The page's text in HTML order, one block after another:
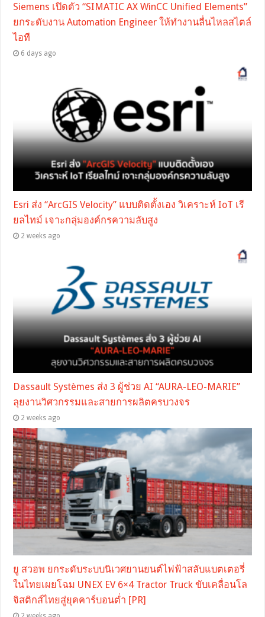
Siemens เปิดตัว “SIMATIC AX WinCC Unified Elements”
ยกระดับงาน Automation Engineer ให้ทำงานลื่นไหลสไตล์
ไอที
6 days ago
Esri ส่ง “ArcGIS Velocity” แบบติดตั้งเอง วิเคราะห์ IoT เรี
ยลไทม์ เจาะกลุ่มองค์กรความลับสูง
2 weeks ago
Dassault Systèmes ส่ง 3 ผู้ช่วย AI “AURA-LEO-MARIE”
ลุยงานวิศวกรรมและสายการผลิตครบวงจร
2 weeks ago
ยู สวอพ ยกระดับระบบนิเวศยานยนต์ไฟฟ้าสลับแบตเตอรี่
ในไทยเผยโฉม UNEX EV 6×4 Tractor Truck ขับเคลื่อนโล
จิสติกส์ไทยสู่ยุคคาร์บอนต่ำ [PR]